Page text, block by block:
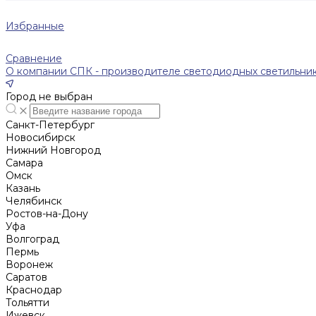
Избранные
Сравнение
О компании СПК - производителе светодиодных
Город не выбран
Санкт-Петербург
Новосибирск
Нижний Новгород
Cамара
Омск
Казань
Челябинск
Ростов-на-Дону
Уфа
Волгоград
Пермь
Воронеж
Саратов
Краснодар
Тольятти